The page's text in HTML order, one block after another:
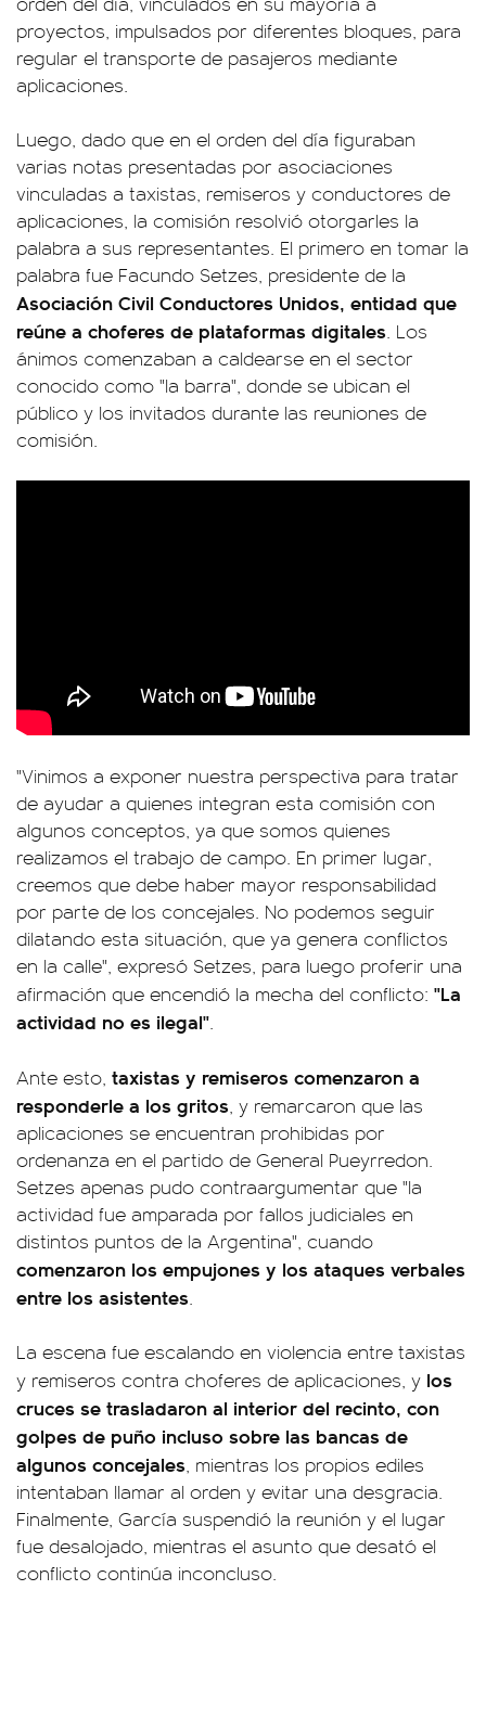
proyectos, impulsados por diferentes bloques, para
regular el transporte de pasajeros mediante
aplicaciones.
Luego, dado que en el orden del día figuraban
varias notas presentadas por asociaciones
vinculadas a taxistas, remiseros y conductores de
aplicaciones, la comisión resolvió otorgarles la
palabra a sus representantes. El primero en tomar la
palabra fue Facundo Setzes, presidente de la
Asociación Civil Conductores Unidos, entidad que
reúne a choferes de plataformas digitales. Los
ánimos comenzaban a caldearse en el sector
conocido como "la barra", donde se ubican el
público y los invitados durante las reuniones de
comisión.
"Vinimos a exponer nuestra perspectiva para tratar
de ayudar a quienes integran esta comisión con
algunos conceptos, ya que somos quienes
realizamos el trabajo de campo. En primer lugar,
creemos que debe haber mayor responsabilidad
por parte de los concejales. No podemos seguir
dilatando esta situación, que ya genera conflictos
en la calle", expresó Setzes, para luego proferir una
afirmación que encendió la mecha del conflicto: "La
actividad no es ilegal".
Ante esto, taxistas y remiseros comenzaron a
responderle a los gritos, y remarcaron que las
aplicaciones se encuentran prohibidas por
ordenanza en el partido de General Pueyrredon.
Setzes apenas pudo contraargumentar que "la
actividad fue amparada por fallos judiciales en
distintos puntos de la Argentina", cuando
comenzaron los empujones y los ataques verbales
entre los asistentes.
La escena fue escalando en violencia entre taxistas
y remiseros contra choferes de aplicaciones, y los
cruces se trasladaron al interior del recinto, con
golpes de puño incluso sobre las bancas de
algunos concejales, mientras los propios ediles
intentaban llamar al orden y evitar una desgracia.
Finalmente, García suspendió la reunión y el lugar
fue desalojado, mientras el asunto que desató el
conflicto continúa inconcluso.